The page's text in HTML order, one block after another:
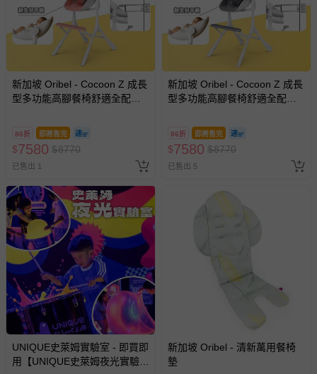
並非試用期，您所退回的商品必須是未經使用的全新狀態，
包含完整包裝、配件、說明文件及贈品等。
如需退換貨，請於收到商品7天（含例假日內提出），如為
瑕疵退換貨所產生的運費，將由媽咪愛負責處理，若非瑕疵
退貨，您可至『查詢訂單』>『已出貨』中查詢該筆訂單，
至媽咪愛 LINE@客服ID: @mamilove我們將依序為您處理
與服務，謝謝。
留商品未達活動門檻，將以原價計算，活動贈品亦需一併退
回。
部分商品依據消費者保護法的規定，不適用七天鑑賞期/猶
豫期範圍：
易於腐敗、保存期限較短或解約時即將逾期（例如生鮮
商品、食品等）。
客製化商品（例如客製生日書、姓名貼等）。
報紙、期刊或雜誌（惟書籍如經拆封、使用，則酌收整
新費用）。
新加坡 Oribel - Cocoon Z 成長
型多功能高腳餐椅舒適全配組-
86折 即將售完
$7580 $8770
已售出 1
新加坡 Oribel - Cocoon Z 成長
型多功能高腳餐椅舒適全配組-
86折 即將售完
$7580 $8770
已售出 5
UNIQUE史萊姆實驗室 - 即買即
用【UNIQUE史萊姆夜光實驗室
新加坡 Oribel - 清新萬用餐椅
墊